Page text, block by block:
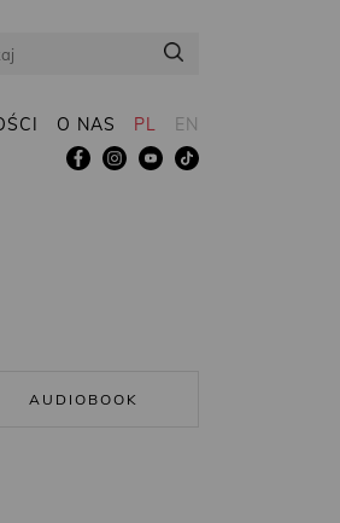
O NAS PL EN
AUDIOBOOK